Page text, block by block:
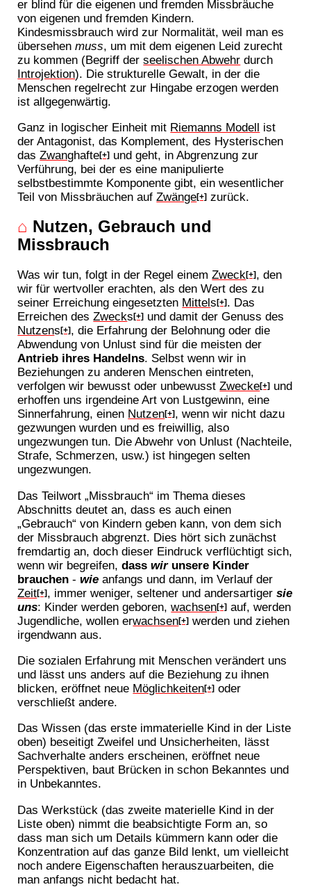
er blind für die eigenen und fremden Missbräuche
von eigenen und fremden Kindern.
Kindesmissbrauch wird zur Normalität, weil man es
übersehenmuss, um mit dem eigenen Leid zurecht
zu kommen (Begriff derseelischen Abwehr durch
Introjektion). Die strukturelle Gewalt, in der die
Menschen regelrecht zur Hingabe erzogen werden
ist allgegenwärtig.
Ganz in logischer Einheit mit Riemanns Modell ist
der Antagonist, das Komplement, des Hysterischen
dasZwanghafte[+] und geht, in Abgrenzung zur
Verführung, bei der es eine manipulierte
selbstbestimmte Komponente gibt, ein wesentlicher
Teil von Missbräuchen aufZwänge[+] zurück.
⌂ Nutzen, Gebrauch und
Missbrauch
Was wir tun, folgt in der Regel einemZweck[+] , den
wir für wertvoller erachten, als den Wert des zu
seiner Erreichung eingesetzten Mittels[+] . Das
Erreichen desZwecks[+] und damit der Genuss des
Nutzens[+] , die Erfahrung der Belohnung oder die
Abwendung von Unlust sind für die meisten der
Antrieb ihres Handelns. Selbst wenn wir in
Beziehungen zu anderen Menschen eintreten,
verfolgen wir bewusst oder unbewusstZwecke[+] und
erhoffen uns irgendeine Art von Lustgewinn, eine
Sinnerfahrung, einen Nutzen[+] , wenn wir nicht dazu
gezwungen wurden und es freiwillig, also
ungezwungen tun. Die Abwehr von Unlust (Nachteile,
Strafe, Schmerzen, usw.) ist hingegen selten
ungezwungen.
Das Teilwort „Missbrauch“ im Thema dieses
Abschnitts deutet an, dass es auch einen
„Gebrauch“ von Kindern geben kann, von dem sich
der Missbrauch abgrenzt. Dies hört sich zunächst
fremdartig an, doch dieser Eindruck verflüchtigt sich,
wenn wir begreifen,dasswirunsere Kinder
brauchen -wie anfangs und dann, im Verlauf der
Zeit[+], immer weniger, seltener und andersartigersie
uns: Kinder werden geboren,wachsen[+] auf, werden
Jugendliche, wollen erwachsen[+] werden und ziehen
irgendwann aus.
Die sozialen Erfahrung mit Menschen verändert uns
und lässt uns anders auf die Beziehung zu ihnen
blicken, eröffnet neue Möglichkeiten[+] oder
verschließt andere.
Das Wissen (das erste immaterielle Kind in der Liste
oben) beseitigt Zweifel und Unsicherheiten, lässt
Sachverhalte anders erscheinen, eröffnet neue
Perspektiven, baut Brücken in schon Bekanntes und
in Unbekanntes.
Das Werkstück (das zweite materielle Kind in der
Liste oben) nimmt die beabsichtigte Form an, so
dass man sich um Details kümmern kann oder die
Konzentration auf das ganze Bild lenkt, um vielleicht
noch andere Eigenschaften herauszuarbeiten, die
man anfangs nicht bedacht hat.